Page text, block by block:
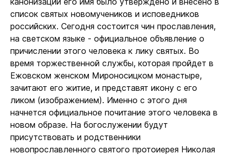
список святых новомучеников и исповедников
российских. Сегодня состоится чин прославления,
на светском языке - официальное объявление о
причислении этого человека к лику святых. Во
время торжественной службы, которая пройдет в
Ежовском женском Мироносицком монастыре,
зачитают его житие, и представят икону с его
ликом (изображением). Именно с этого дня
начнется официальное почитание этого человека в
новом образе. На богослужении будут
присутствовать и родственники
новопрославленного святого протоиерея Николая